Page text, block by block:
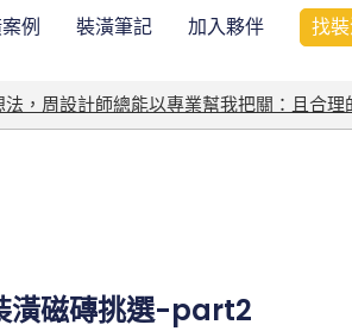
例 裝潢筆記 加入夥伴 找
，周設計師總能以專業幫我把關：且合理
潢磁磚挑選-part2